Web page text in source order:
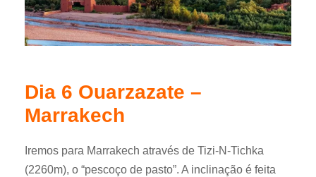
Dia 6 Ouarzazate –
Marrakech
Iremos para Marrakech através de Tizi-N-Tichka
(2260m), o “pescoço de pasto”. A inclinação é feita